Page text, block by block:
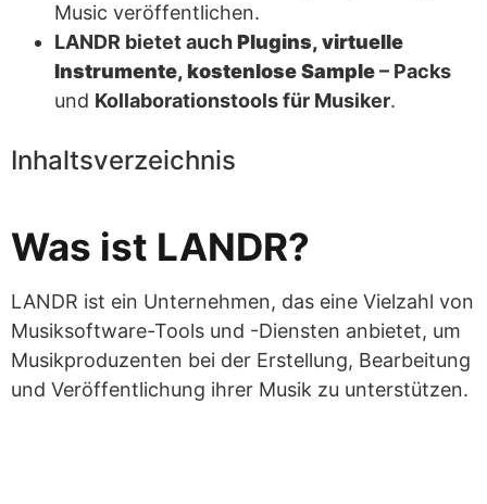
Music veröffentlichen.
LANDR bietet auchPlugins, virtuelle
Instrumente, kostenlose Sample– Packs
und Kollaborationstools für Musiker.
Inhaltsverzeichnis
Was ist LANDR?
LANDR ist ein Unternehmen, das eine Vielzahl von
Musiksoftware-Tools und -Diensten anbietet, um
Musikproduzenten bei der Erstellung, Bearbeitung
und Veröffentlichung ihrer Musik zu unterstützen.